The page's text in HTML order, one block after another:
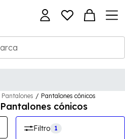
Pantalones / Pantalones cónicos
cónicos
Filtro 1